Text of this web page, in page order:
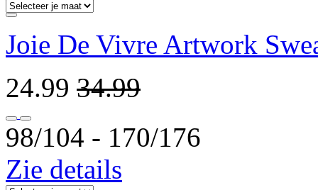
Joie De Vivre Artwork
24.99 34.99
98/104 ‐ 170/176
Zie details